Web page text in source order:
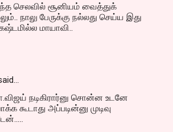
செலவில் சூனியம் வைத்துக்
நாலு பேருக்கு நல்லது செய்ய இது
மாயாவி..
நடிகிரார்னு சொன்ன உடனே
கூடாது அப்படின்னு முடிவு